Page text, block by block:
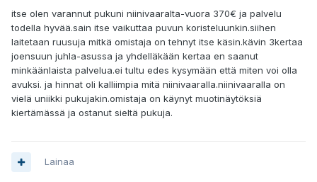
itse olen varannut pukuni niinivaaralta-vuora 370€ ja palvelu
todella hyvää.sain itse vaikuttaa puvun koristeluunkin.siihen
laitetaan ruusuja mitkä omistaja on tehnyt itse käsin.kävin 3kertaa
joensuun juhla-asussa ja yhdelläkään kertaa en saanut
minkäänlaista palvelua.ei tultu edes kysymään että miten voi olla
avuksi. ja hinnat oli kalliimpia mitä niinivaaralla.niinivaaralla on
vielä uniikki pukujakin.omistaja on käynyt muotinäytöksiä
kiertämässä ja ostanut sieltä pukuja.
Lainaa